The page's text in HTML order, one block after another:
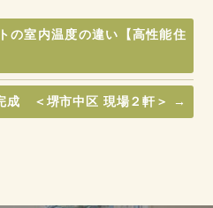
の室内温度の違い【高性能住
成 ＜堺市中区 現場２軒＞ →